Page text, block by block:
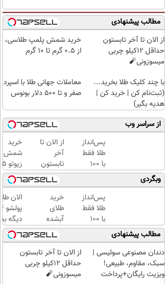
مطالب پیشنهادی
از الان تا آخر تابستون
حداقل 12کیلو چربی
میسوزونی🧨
خرید شمش پلمپ طلاسی،
از ۰.۵ گرم تا ۱۰ گرم
با چند کلیک طلا بخرید...
(ثبت‌نام کن | خرید کن |
هدیه بگیر)
معاملات جهانی طلا با اسپرد
صفر و تا ۵۰۰ دلار بونوس
از سراسر وب
پس‌انداز
طلا فقط
با ۱۰۰
هزارتومان
(امن و
راحت)
از الان تا
آخر
تابستون
حداقل
12کیلو
چربی
میسوزونی
🧨
خرید
شمش
گرمی
عیار
| ضد
جعل و
پلمپ
وبگردی
پس‌انداز
طلا فقط
با ۱۰۰
هزارتومان
(امن و
راحت)
خرید
طلای
آبشده
حتی با
۱۰۰هزارتومان
الان
دیگه
طلا با
بی‌بهره
مطالب پیشنهادی
دندان مصنوعی سوئیسی |
سبک، مقاوم، طبیعی!
ویزیت رایگان+پرداخت
از الان تا آخر تابستون
حداقل 12کیلو چربی
میسوزونی🧨